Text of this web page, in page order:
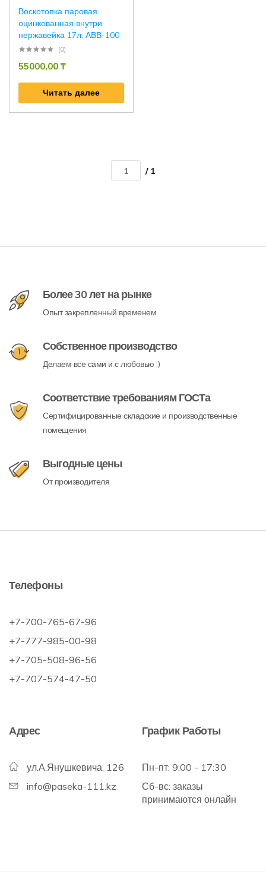
Воскотопка паровая
оцинкованная внутри
нержавейка 17л. АВВ-100
(0)
55000,00 ₸
Читать далее
/ 1
Более 30 лет на рынке
Опыт закрепленный временем
Собственное производство
Делаем все сами и с любовью :)
Соответствие требованиям ГОСТа
Сертифицированные складские и производственные
помещения
Выгодные цены
От производителя
Телефоны
+7-700-765-67-96
+7-777-985-00-98
+7-705-508-96-56
+7-707-574-47-50
Адрес
ул.А.Янушкевича, 126
info@paseka-111.kz
График Работы
Пн-пт: 9:00 - 17:30
Сб-вс: заказы
принимаются онлайн